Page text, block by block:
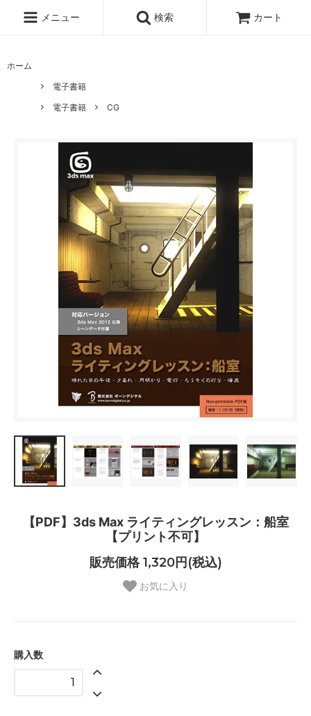
メニュー 検索 カート
ホーム
電子書籍
電子書籍
CG
【PDF】3ds Max ライティングレッスン：船室
【プリント不可】
販売価格 1,320円(税込)
お気に入り
購入数